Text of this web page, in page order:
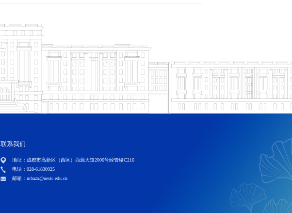
联系我们
地址：成都市高新区（西区）西源大道2006号经管楼C216
电话：028-61830925
邮箱：mbazx@uestc.edu.cn